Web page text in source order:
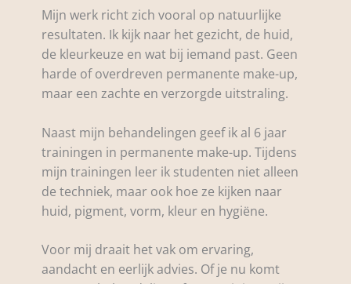
Mijn werk richt zich vooral op natuurlijke
resultaten. Ik kijk naar het gezicht, de huid,
de kleurkeuze en wat bij iemand past. Geen
harde of overdreven permanente make-up,
maar een zachte en verzorgde uitstraling.
Naast mijn behandelingen geef ik al 6 jaar
trainingen in permanente make-up. Tijdens
mijn trainingen leer ik studenten niet alleen
de techniek, maar ook hoe ze kijken naar
huid, pigment, vorm, kleur en hygiëne.
Voor mij draait het vak om ervaring,
aandacht en eerlijk advies. Of je nu komt